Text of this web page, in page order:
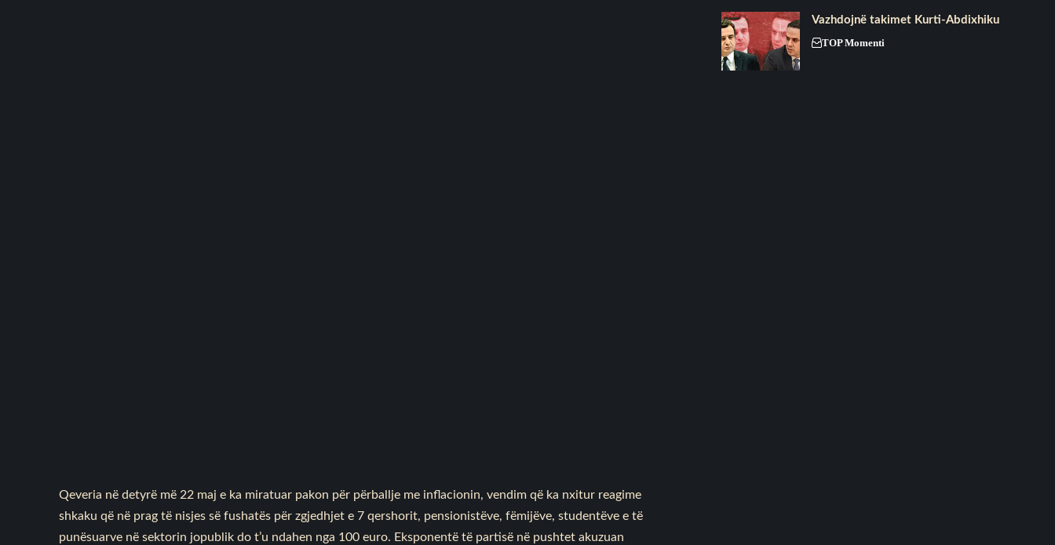
Qeveria në detyrë më 22 maj e ka miratuar pakon për përballje me inflacionin, vendim që ka nxitur reagime
shkaku që në prag të nisjes së fushatës për zgjedhjet e 7 qershorit, pensionistëve, fëmijëve, studentëve e të
punësuarve në sektorin jopublik do t’u ndahen nga 100 euro. Eksponentë të partisë në pushtet akuzuan
Vazhdojnë takimet Kurti-Abdixhiku
TOP Momenti